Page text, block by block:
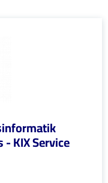
KIX Service